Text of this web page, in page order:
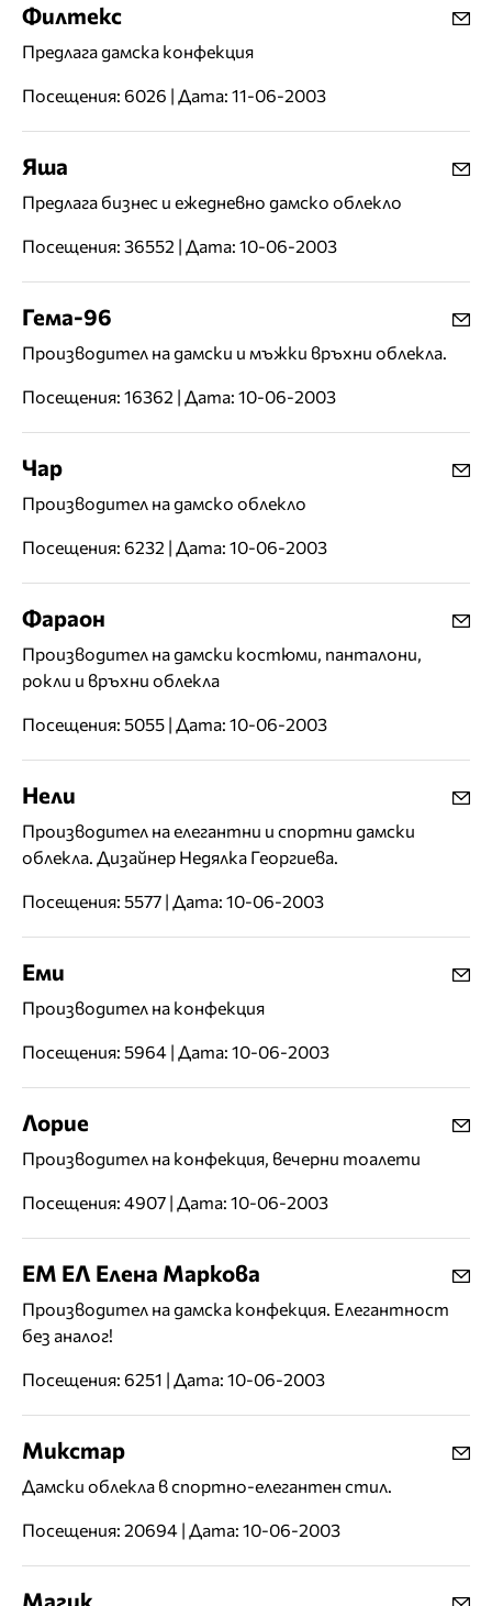
Филтекс
Предлага дамска конфекция
Посещения: 6026 | Дата: 11-06-2003
Яша
Предлага бизнес и ежедневно дамско облекло
Посещения: 36552 | Дата: 10-06-2003
Гема-96
Производител на дамски и мъжки връхни облекла.
Посещения: 16362 | Дата: 10-06-2003
Чар
Производител на дамско облекло
Посещения: 6232 | Дата: 10-06-2003
Фараон
Производител на дамски костюми, панталони,
рокли и връхни облекла
Посещения: 5055 | Дата: 10-06-2003
Нели
Производител на елегантни и спортни дамски
облекла. Дизайнер Недялка Георгиева.
Посещения: 5577 | Дата: 10-06-2003
Еми
Производител на конфекция
Посещения: 5964 | Дата: 10-06-2003
Лорие
Производител на конфекция, вечерни тоалети
Посещения: 4907 | Дата: 10-06-2003
ЕМ ЕЛ Елена Маркова
Производител на дамска конфекция. Елегантност
без аналог!
Посещения: 6251 | Дата: 10-06-2003
Микстар
Дамски облекла в спортно-елегантен стил.
Посещения: 20694 | Дата: 10-06-2003
Магик